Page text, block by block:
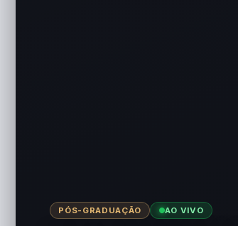
PÓS-GRADUAÇÃO AO VIVO